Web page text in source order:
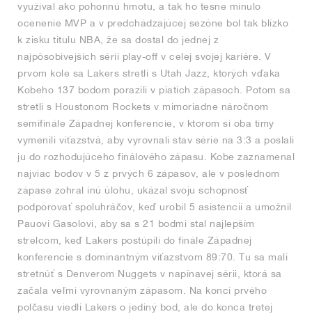
využíval ako pohonnú hmotu, a tak ho tesne minulo
ocenenie MVP a v predchádzajúcej sezóne bol tak blízko
k zisku titulu NBA, že sa dostal do jednej z
najpôsobivejších sérií play-off v celej svojej kariére. V
prvom kole sa Lakers stretli s Utah Jazz, ktorých vďaka
Kobeho 137 bodom porazili v piatich zápasoch. Potom sa
stretli s Houstonom Rockets v mimoriadne náročnom
semifinále Západnej konferencie, v ktorom si oba tímy
vymenili víťazstvá, aby vyrovnali stav série na 3:3 a poslali
ju do rozhodujúceho finálového zápasu. Kobe zaznamenal
najviac bodov v 5 z prvých 6 zápasov, ale v poslednom
zápase zohral inú úlohu, ukázal svoju schopnosť
podporovať spoluhráčov, keď urobil 5 asistencií a umožnil
Pauovi Gasolovi, aby sa s 21 bodmi stal najlepším
strelcom, keď Lakers postúpili do finále Západnej
konferencie s dominantným víťazstvom 89:70. Tu sa mali
stretnúť s Denverom Nuggets v napínavej sérii, ktorá sa
začala veľmi vyrovnaným zápasom. Na konci prvého
polčasu viedli Lakers o jediný bod, ale do konca tretej